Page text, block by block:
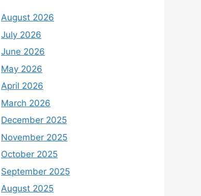
August 2026
July 2026
June 2026
May 2026
April 2026
March 2026
December 2025
November 2025
October 2025
September 2025
August 2025